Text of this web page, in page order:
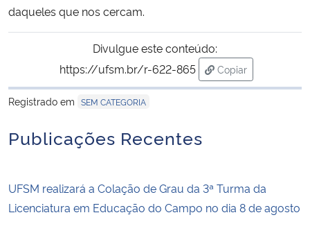
Ministério da Mulher, da Família e dos Direitos Humanos
Secretaria de Governo
daqueles que nos cercam.
Divulgue este conteúdo:
https://ufsm.br/r-622-865
Copiar
para área de
Registrado em SEM CATEGORIA
Publicações Recentes
UFSM realizará a Colação de Grau da 3ª Turma da
Licenciatura em Educação do Campo no dia 8 de agosto